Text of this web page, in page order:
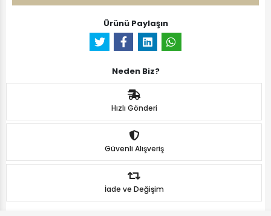
Ürünü Paylaşın
Neden Biz?
Hızlı Gönderi
Güvenli Alışveriş
İade ve Değişim